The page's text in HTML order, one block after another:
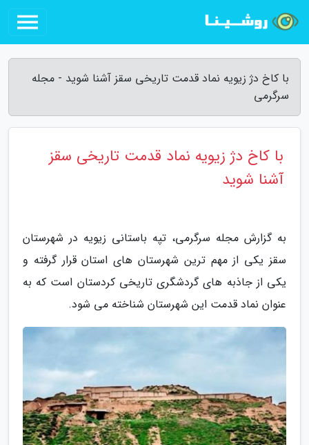
با کاخ دژ زیویه نماد قدمت تاریخی سقز آشنا شوید - مجله
سرگرمی
با کاخ دژ زیویه نماد قدمت تاریخی سقز
آشنا شوید
به گزارش مجله سرگرمی، تپه باستانی زیویه در شهرستان
سقز یکی از مهم ترین شهرستان های استان قرار گرفته و
یکی از جاذبه های گردشگری تاریخی کردستان است که به
عنوان نماد قدمت این شهرستان شناخته می شود.